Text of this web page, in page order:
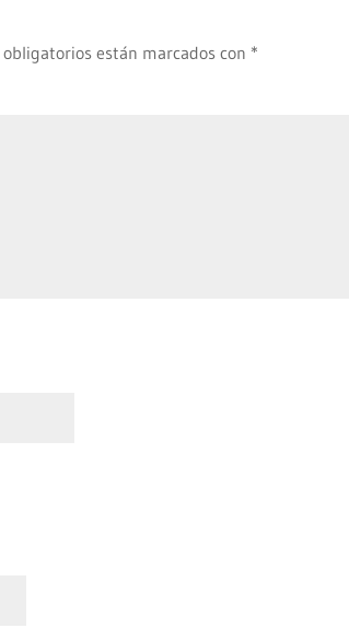
obligatorios están marcados con *